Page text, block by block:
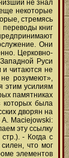
не знал
некоторые
стремясь
книг
Они
Церковно-
Руси
и читаются не
розумеют»,
этим усилиям
памятниках
которых была
дворян на
Maciejowski:
эту ссылку
- Когда с
что мог
элементов